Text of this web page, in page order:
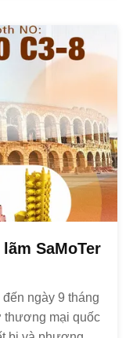
lượng không
SaMoTer
ngày 9 tháng
thương mại quốc